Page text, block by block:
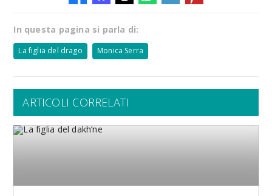
In questa pagina si parla di:
La figlia del drago Monica Serra
ARTICOLI CORRELATI